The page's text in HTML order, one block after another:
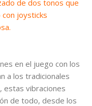
de dos tonos que
con joysticks
en el juego con los
a los tradicionales
estas vibraciones
de todo, desde los